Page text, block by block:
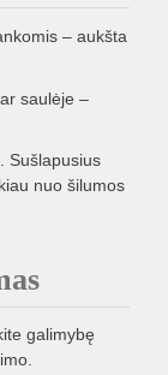
– aukšta
saulėje –
Sušlapusius
nuo šilumos
galimybę